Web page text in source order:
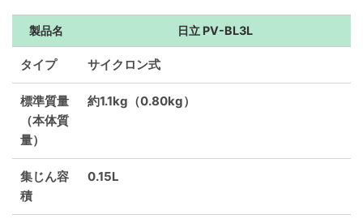
製品名 日立 PV-BL3L
タイプ サイクロン式
標準質量
（本体質
量）
約1.1kg（0.80kg）
集じん容
積
0.15L